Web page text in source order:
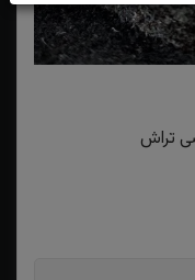
تراش